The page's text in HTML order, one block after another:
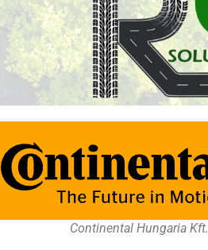
Continental Hungaria Kft.